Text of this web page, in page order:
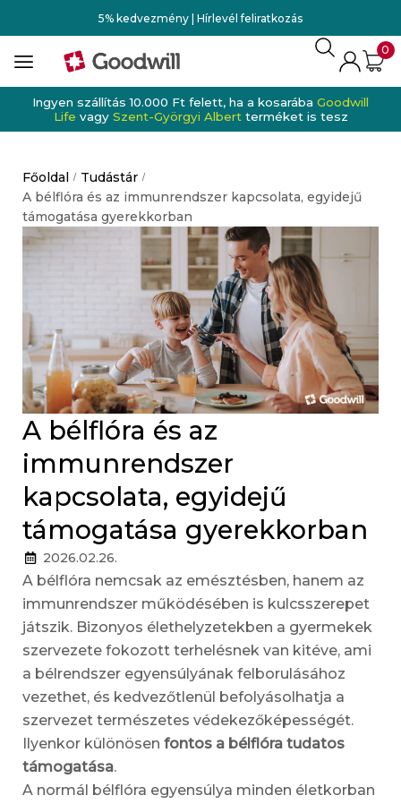
5% kedvezmény | Hírlevél feliratkozás
0
Ingyen szállítás 10.000 Ft felett, ha a kosarába Goodwill
Life vagy Szent-Györgyi Albert terméket is tesz
Főoldal / Tudástár /
A bélflóra és az immunrendszer kapcsolata, egyidejű
támogatása gyerekkorban
A bélflóra és az
immunrendszer
kapcsolata, egyidejű
támogatása gyerekkorban
2026.02.26.
A bélflóra nemcsak az emésztésben, hanem az
immunrendszer működésében is kulcsszerepet
játszik. Bizonyos élethelyzetekben a gyermekek
szervezete fokozott terhelésnek van kitéve, ami
a bélrendszer egyensúlyának felborulásához
vezethet, és kedvezőtlenül befolyásolhatja a
szervezet természetes védekezőképességét.
Ilyenkor különösen fontos a bélflóra tudatos
támogatása.
A normál bélflóra egyensúlya minden életkorban